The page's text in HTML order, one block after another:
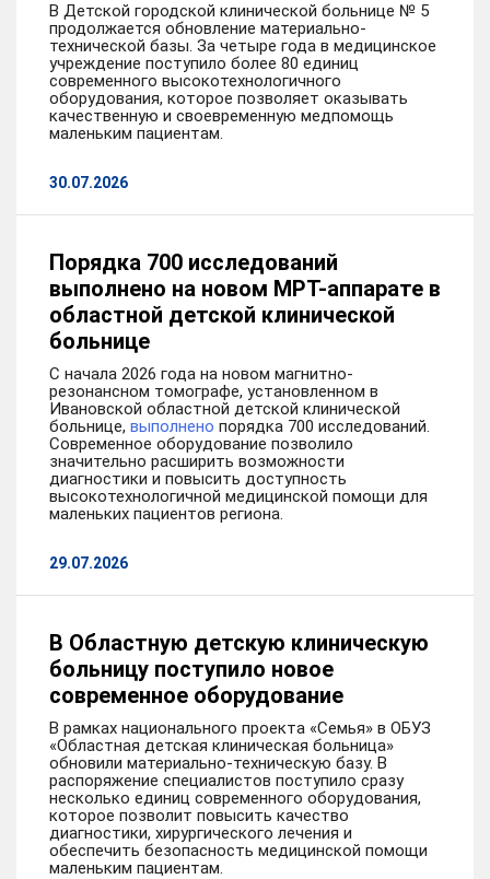
В Детской городской клинической больнице № 5
продолжается обновление материально-
технической базы. За четыре года в медицинское
учреждение поступило более 80 единиц
современного высокотехнологичного
оборудования, которое позволяет оказывать
качественную и своевременную медпомощь
маленьким пациентам.
30.07.2026
Порядка 700 исследований
выполнено на новом МРТ-аппарате в
областной детской клинической
больнице
С начала 2026 года на новом магнитно-
резонансном томографе, установленном в
Ивановской областной детской клинической
больнице, выполнено порядка 700 исследований.
Современное оборудование позволило
значительно расширить возможности
диагностики и повысить доступность
высокотехнологичной медицинской помощи для
маленьких пациентов региона.
29.07.2026
В Областную детскую клиническую
больницу поступило новое
современное оборудование
В рамках национального проекта «Семья» в ОБУЗ
«Областная детская клиническая больница»
обновили материально-техническую базу. В
распоряжение специалистов поступило сразу
несколько единиц современного оборудования,
которое позволит повысить качество
диагностики, хирургического лечения и
обеспечить безопасность медицинской помощи
маленьким пациентам.